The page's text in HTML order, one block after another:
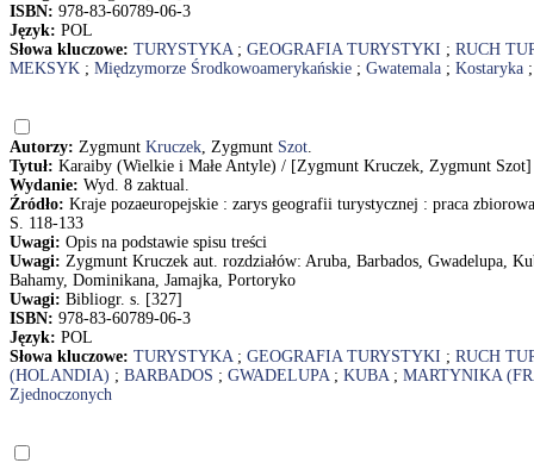
ISBN: 978-83-60789-06-3
Język: POL
Słowa kluczowe: TURYSTYKA; GEOGRAFIA TURYSTYKI ; RUCH
MEKSYK ; Międzymorze Środkowoamerykańskie ; Gwatemala ; Kostaryka
Autorzy: Zygmunt Kruczek, Zygmunt Szot.
Tytuł: Karaiby (Wielkie i Małe Antyle) / [Zygmunt Kruczek, Zygmunt Szot]
Wydanie: Wyd. 8 zaktual.
Źródło: Kraje pozaeuropejskie : zarys geografii turystycznej : praca
S. 118-133
Uwagi: Opis na podstawie spisu treści
Uwagi: Zygmunt Kruczek aut. rozdziałów: Aruba, Barbados, Gwadelupa,
Bahamy, Dominikana, Jamajka, Portoryko
Uwagi: Bibliogr. s. [327]
ISBN: 978-83-60789-06-3
Język: POL
Słowa kluczowe: TURYSTYKA; GEOGRAFIA TURYSTYKI ; RUCH
(HOLANDIA) ; BARBADOS ; GWADELUPA; KUBA; MARTYNIKA
Zjednoczonych